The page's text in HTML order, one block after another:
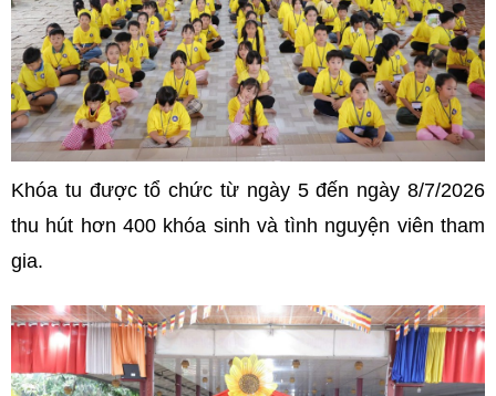
Khóa tu được tổ chức từ ngày 5 đến ngày 8/7/2026
thu hút hơn 400 khóa sinh và tình nguyện viên tham
gia.